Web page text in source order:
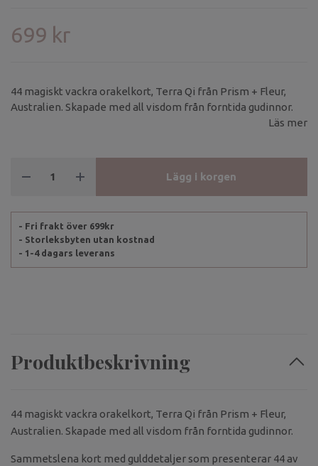
699 kr
44 magiskt vackra orakelkort, Terra Qi från Prism + Fleur,
Australien. Skapade med all visdom från forntida gudinnor.
Läs mer
Lägg i korgen
- Fri frakt över 699kr
- Storleksbyten utan kostnad
- 1-4 dagars leverans
Produktbeskrivning
44 magiskt vackra orakelkort, Terra Qi från Prism + Fleur,
Australien. Skapade med all visdom från forntida gudinnor.
Sammetslena kort med gulddetaljer som presenterar 44 av